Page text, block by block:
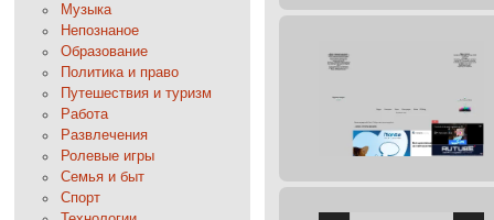
Музыка
Непознаное
Образование
Политика и право
Путешествия и туризм
Работа
Развлечения
Ролевые игры
Семья и быт
Спорт